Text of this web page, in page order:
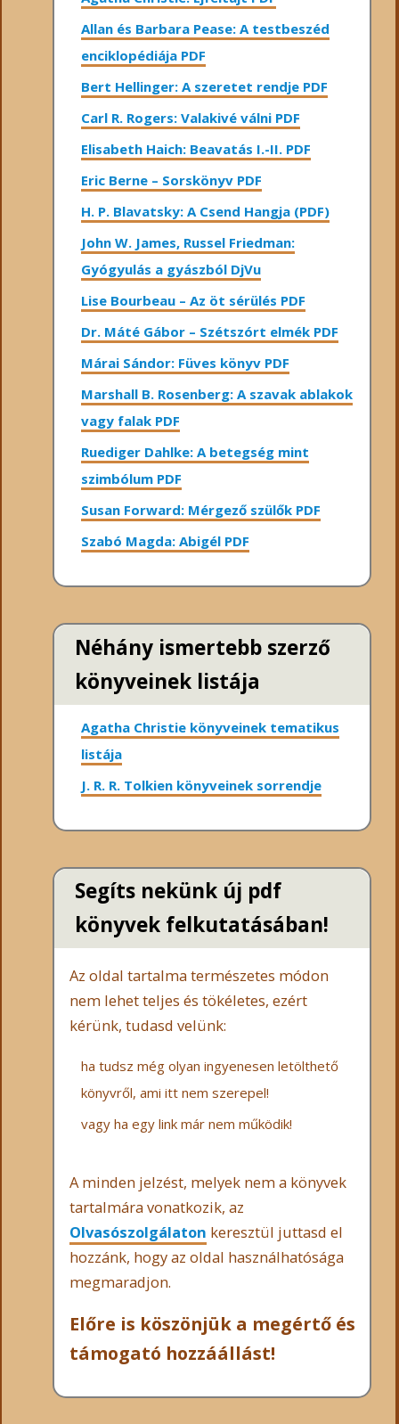
Allan és Barbara Pease: A testbeszéd
enciklopédiája PDF
Bert Hellinger: A ​szeretet rendje PDF
Carl R. Rogers: Valakivé válni PDF
Elisabeth Haich: Beavatás I.-II. PDF
Eric Berne – Sorskönyv PDF
H. P. Blavatsky: A Csend Hangja (PDF)
John W. James, Russel Friedman:
Gyógyulás a gyászból DjVu
Lise Bourbeau – Az öt sérülés PDF
Dr. Máté Gábor – Szétszórt elmék PDF
Márai Sándor: Füves könyv PDF
Marshall B. Rosenberg: A szavak ablakok
vagy falak PDF
Ruediger Dahlke: A betegség mint
szimbólum PDF
Susan Forward: Mérgező szülők PDF
Szabó Magda: Abigél PDF
Néhány ismertebb szerző
könyveinek listája
Agatha Christie könyveinek tematikus
listája
J. R. R. Tolkien könyveinek sorrendje
Segíts nekünk új pdf
könyvek felkutatásában!
Az oldal tartalma természetes módon
nem lehet teljes és tökéletes, ezért
kérünk, tudasd velünk:
ha tudsz még olyan ingyenesen letölthető
könyvről, ami itt nem szerepel!
vagy ha egy link már nem működik!
A minden jelzést, melyek nem a könyvek
tartalmára vonatkozik, az
Olvasószolgálaton keresztül juttasd el
hozzánk, hogy az oldal használhatósága
megmaradjon.
Előre is köszönjük a megértő és
támogató hozzáállást!